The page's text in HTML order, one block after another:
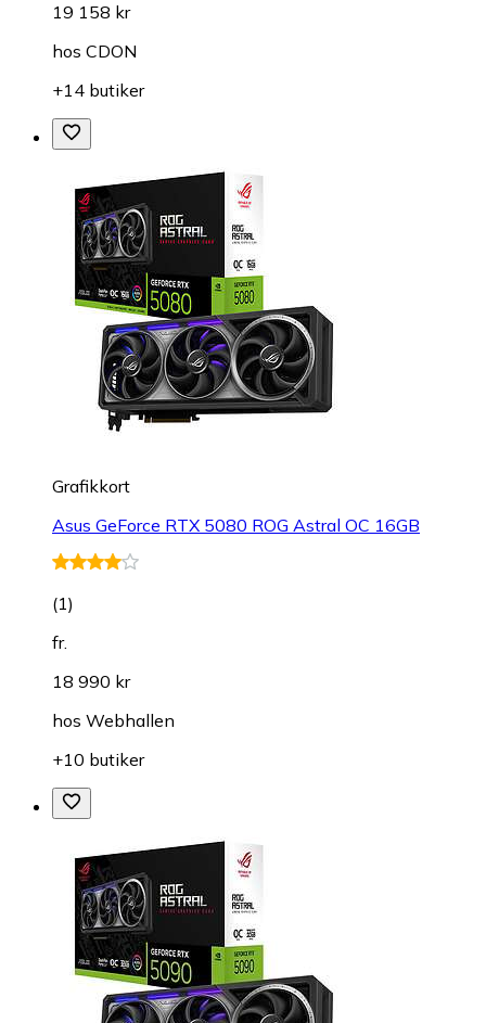
19 158 kr
hos CDON
+14 butiker
Grafikkort
Asus GeForce RTX 5080 ROG Astral OC 16GB
(1)
fr.
18 990 kr
hos Webhallen
+10 butiker